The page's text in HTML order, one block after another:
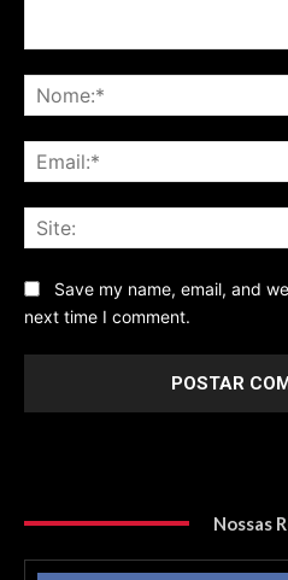
Save my name, email, and
next time I comment.
Nossas